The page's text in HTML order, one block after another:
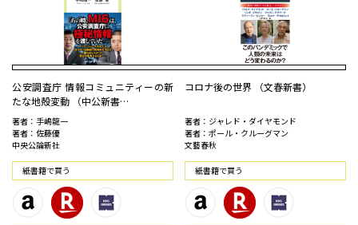
公安調査庁 情報コミュニティーの新
たな地殻変動 （中公新書…
著者：手嶋龍一
著者：佐藤優
中央公論新社
紙書籍で買う
コロナ後の世界 （文春新書）
著者：ジャレド・ダイヤモンド
著者：ポール・クルーグマン
文藝春秋
紙書籍で買う